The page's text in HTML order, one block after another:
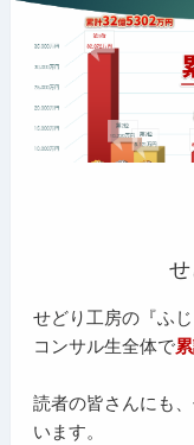
せどり工房の『ふじ
コンサル生全体で
読者の皆さんにも
います。